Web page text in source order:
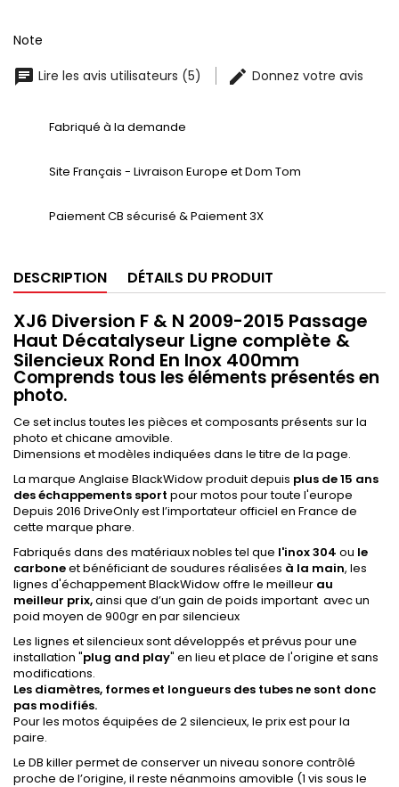
Note
Lire les avis utilisateurs (5)
Donnez votre avis
Fabriqué à la demande
Site Français - Livraison Europe et Dom Tom
Paiement CB sécurisé & Paiement 3X
DESCRIPTION DÉTAILS DU PRODUIT
XJ6 Diversion F & N 2009-2015 Passage
Haut Décatalyseur Ligne complète &
Silencieux Rond En Inox 400mm
Comprends tous les éléments présentés en
photo.
Ce set inclus toutes les pièces et composants présents sur la
photo et chicane amovible.
Dimensions et modèles indiquées dans le titre de la page.
La marque Anglaise BlackWidow produit depuis plus de 15 ans
des échappements sport pour motos pour toute l'europe
Depuis 2016 DriveOnly est l’importateur officiel en France de
cette marque phare.
Fabriqués dans des matériaux nobles tel que l'inox 304 ou le
carboneet bénéficiant de soudures réalisées à la main, les
lignes d'échappement BlackWidow offre le meilleur au
meilleur prix,ainsi que d’un gain de poids important avec un
poid moyen de 900gr en par silencieux
Les lignes et silencieux sont développés et prévus pour une
installation "plug and play" en lieu et place de l'origine et sans
modifications.
Les diamètres, formes et longueurs des tubes ne sont donc
pas modifiés.
Pour les motos équipées de 2 silencieux, le prix est pour la
paire.
Le DB killer permet de conserver un niveau sonore contrôlé
proche de l’origine, il reste néanmoins amovible (1 vis sous le